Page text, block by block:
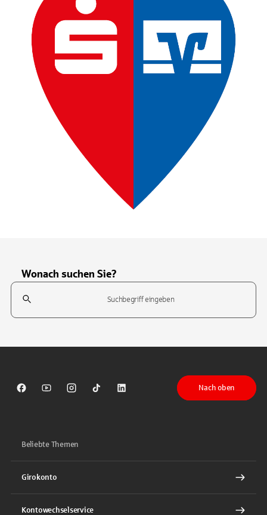
Wonach suchen Sie?
Suchfeld
Sparkasse auf Facebook
Sparkasse auf Youtube
Sparkasse auf Instagram
Sparkasse auf TikTok
Sparkasse auf LinkedIn
Nach oben
Beliebte Themen
Girokonto
Kontowechselservice